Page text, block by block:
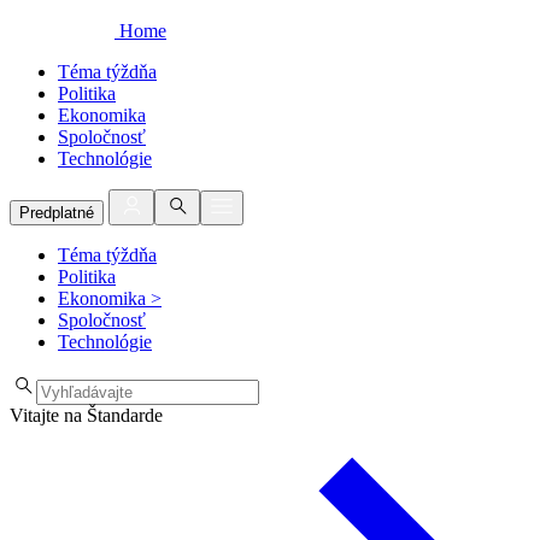
Home
Téma týždňa
Politika
Ekonomika
Spoločnosť
Technológie
Predplatné
Téma týždňa
Politika
Ekonomika >
Spoločnosť
Technológie
Vitajte na Štandarde